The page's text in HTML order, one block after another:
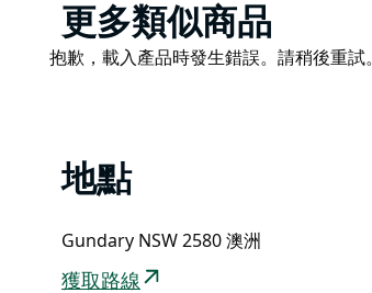
木屋和一個大型帳篷。
Product
List
更多類似商品
Product
抱歉，載入產品時發生錯誤。請稍後重試。
地點
Gundary NSW 2580 澳洲
獲取路線